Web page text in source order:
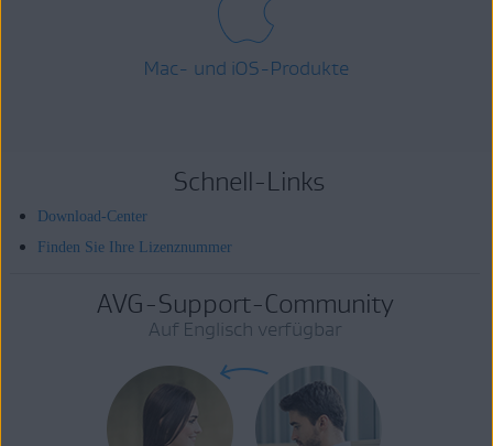
Mac- und iOS-Produkte
Schnell-Links
Download-Center
Finden Sie Ihre Lizenznummer
AVG-Support-Community
Auf Englisch verfügbar